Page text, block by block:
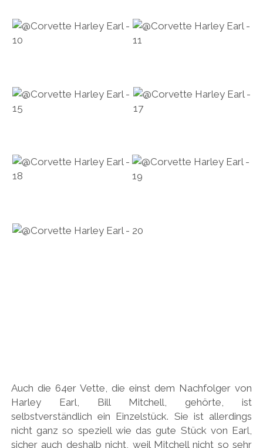
Auch die 64er Vette, die einst dem Nachfolger von
Harley Earl, Bill Mitchell, gehörte, ist
selbstverständlich ein Einzelstück. Sie ist allerdings
nicht ganz so speziell wie das gute Stück von Earl,
sicher auch deshalb nicht, weil Mitchell nicht so sehr